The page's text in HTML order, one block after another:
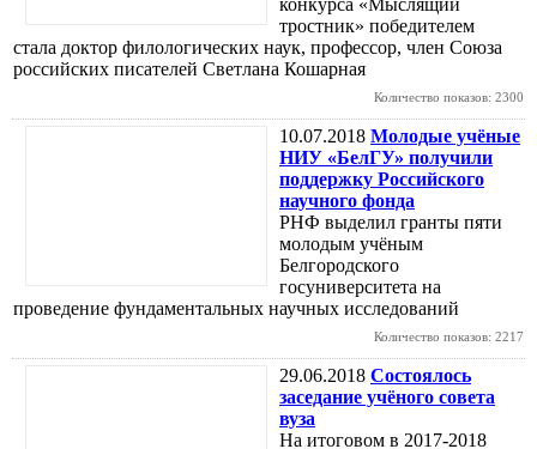
тростник» победителем
стала доктор филологических наук, профессор, член Союза
российских писателей Светлана Кошарная
Количество показов: 2300
10.07.2018 Молодые учёные
НИУ «БелГУ» получили
поддержку Российского
научного фонда
РНФ выделил гранты пяти
молодым учёным
Белгородского
госуниверситета на
проведение фундаментальных научных исследований
Количество показов: 2217
29.06.2018 Состоялось
заседание учёного совета
вуза
На итоговом в 2017-2018